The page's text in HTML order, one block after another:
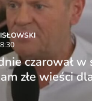
czarował
złe wieści